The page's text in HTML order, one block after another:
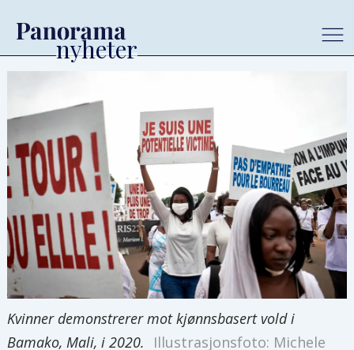
Kvinner demonstrerer mot kjønnsbasert vold i
Bamako, Mali, i 2020.
Illustrasjonsfoto: Michele